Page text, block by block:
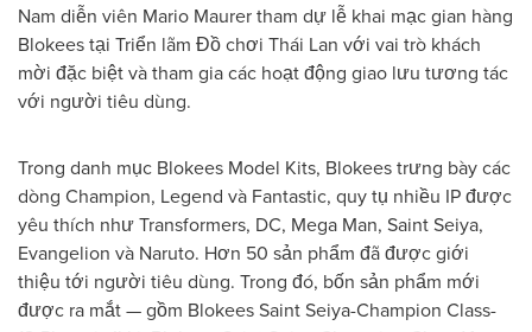
Nam diễn viên Mario Maurer tham dự lễ khai mạc gian hàng
Blokees tại Triển lãm Đồ chơi Thái Lan với vai trò khách
mời đặc biệt và tham gia các hoạt động giao lưu tương tác
với người tiêu dùng.
Trong danh mục Blokees Model Kits, Blokees trưng bày các
dòng Champion, Legend và Fantastic, quy tụ nhiều IP được
yêu thích như Transformers, DC, Mega Man, Saint Seiya,
Evangelion và Naruto. Hơn 50 sản phẩm đã được giới
thiệu tới người tiêu dùng. Trong đó, bốn sản phẩm mới
được ra mắt — gồm Blokees Saint Seiya-Champion Class-